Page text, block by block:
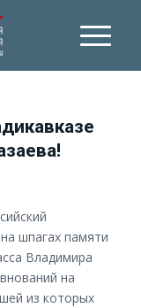
шпагах памяти
Владимира
на
из которых